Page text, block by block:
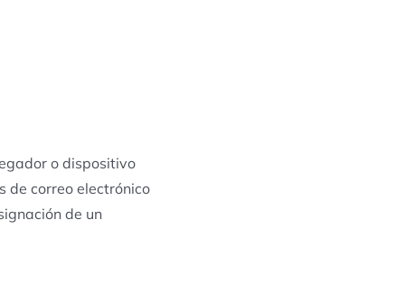
o dispositivo
de correo electrónico
de un